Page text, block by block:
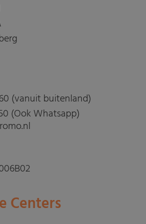
(vanuit buitenland)
(Ook Whatsapp)
Centers